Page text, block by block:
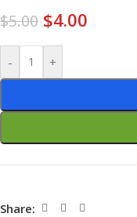
$5.00 $4.00
- +
Share: